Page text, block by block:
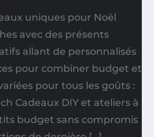
uniques pour Noël
avec des présents
allant de personnalisés
pour combiner budget et
pour tous les goûts :
Cadeaux DIY et ateliers à
budget sans compromis